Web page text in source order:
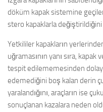
döküm kapak sistemine
stero kapaklarla
Yetkililer kapakların
uğramasının yanı sıra, kapak
tespit edilememesinden
edemediğini boş kalan derin
yaralandığını, araçların ise
sonuçlanan kazalara neden